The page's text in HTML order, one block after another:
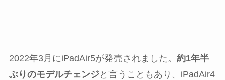
2022年3月にiPadAir5が発売されました。 約1年半
ぶりのモデルチェンジと言うこともあり、iPadAir4